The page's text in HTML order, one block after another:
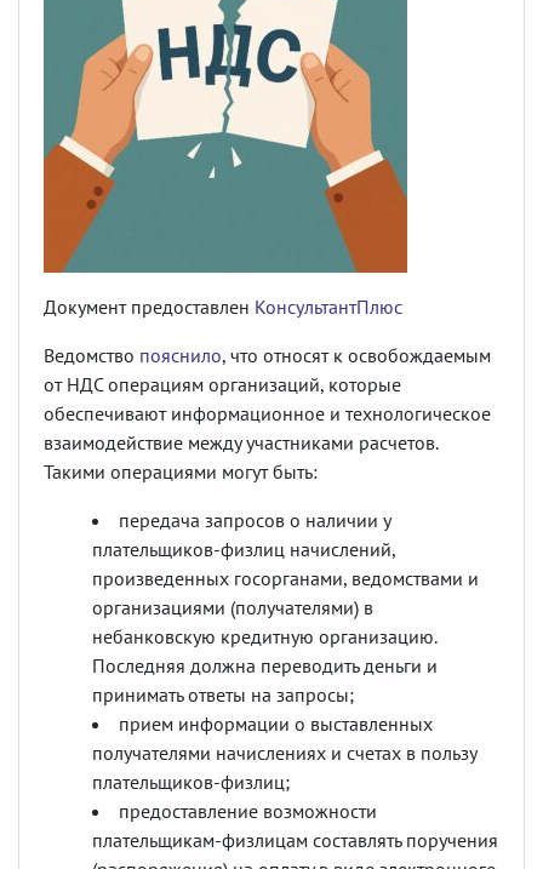
Документ предоставлен КонсультантПлюс
Ведомство пояснило, что относят к освобождаемым
от НДС операциям организаций, которые
обеспечивают информационное и технологическое
взаимодействие между участниками расчетов.
Такими операциями могут быть:
передача запросов о наличии у
плательщиков-физлиц начислений,
произведенных госорганами, ведомствами и
организациями (получателями) в
небанковскую кредитную организацию.
Последняя должна переводить деньги и
принимать ответы на запросы;
прием информации о выставленных
получателями начислениях и счетах в пользу
плательщиков-физлиц;
предоставление возможности
плательщикам-физлицам составлять поручения